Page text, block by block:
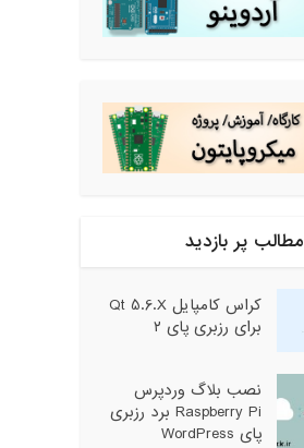
مطالب پر بازدید
کراس کامپایل Qt 5.6.X
برای رزبری پای ۲
نصب بلاگ وردپرس
Raspberry Pi برد رزبری
پای WordPress